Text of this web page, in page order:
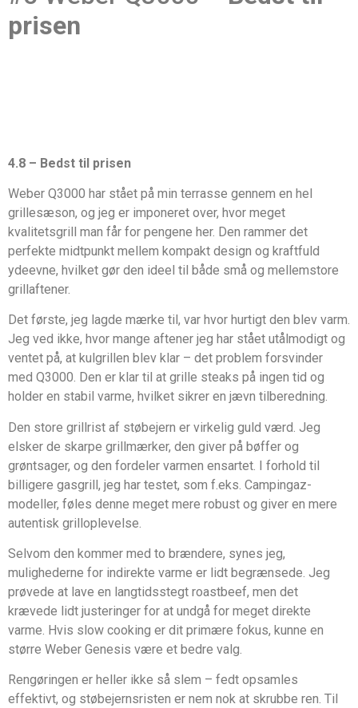
prisen
4.8 – Bedst til prisen
Weber Q3000 har stået på min terrasse gennem en hel
grillesæson, og jeg er imponeret over, hvor meget
kvalitetsgrill man får for pengene her. Den rammer det
perfekte midtpunkt mellem kompakt design og kraftfuld
ydeevne, hvilket gør den ideel til både små og mellemstore
grillaftener.
Det første, jeg lagde mærke til, var hvor hurtigt den blev varm.
Jeg ved ikke, hvor mange aftener jeg har stået utålmodigt og
ventet på, at kulgrillen blev klar – det problem forsvinder
med Q3000. Den er klar til at grille steaks på ingen tid og
holder en stabil varme, hvilket sikrer en jævn tilberedning.
Den store grillrist af støbejern er virkelig guld værd. Jeg
elsker de skarpe grillmærker, den giver på bøffer og
grøntsager, og den fordeler varmen ensartet. I forhold til
billigere gasgrill, jeg har testet, som f.eks. Campingaz-
modeller, føles denne meget mere robust og giver en mere
autentisk grilloplevelse.
Selvom den kommer med to brændere, synes jeg,
mulighederne for indirekte varme er lidt begrænsede. Jeg
prøvede at lave en langtidsstegt roastbeef, men det
krævede lidt justeringer for at undgå for meget direkte
varme. Hvis slow cooking er dit primære fokus, kunne en
større Weber Genesis være et bedre valg.
Rengøringen er heller ikke så slem – fedt opsamles
effektivt, og støbejernsristen er nem nok at skrubbe ren. Til